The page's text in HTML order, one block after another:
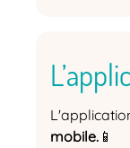
mobile. 📱